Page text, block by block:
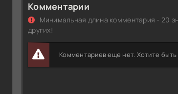
Комментарии
Минимальная длина комментария - 20
других!
Комментариев еще нет. Хотите